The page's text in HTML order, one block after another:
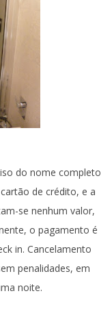
do nome completo
de crédito, e a
se nenhum valor,
o pagamento é
in. Cancelamento
penalidades, em
noite.